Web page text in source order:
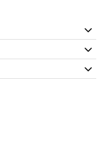
Loja Verde Online.
a ficha do artigo
o destino e método